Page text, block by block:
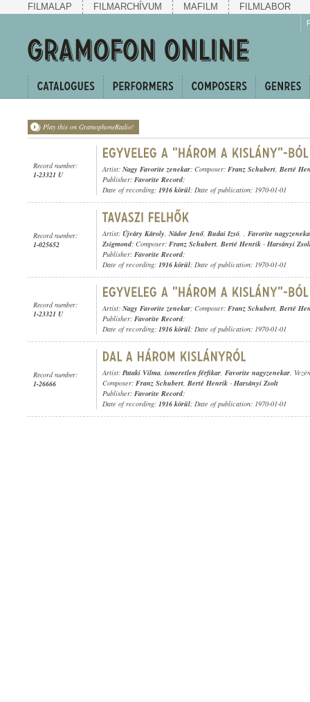
FILMALAP FILMARCHÍVUM MAFILM FILMLABOR
Play this on GramophoneRadio!
Record number:
1-23321 U
Artist: Nagy Favorite zenekar; Composer: Franz Schubert, Berté
Publisher: Favorite Record;
Date of recording: 1916 körül; Date of publication: 1970-01-01
Record number:
1-025652
Artist: Újváry Károly, Nádor Jenő, Budai Izsó, , Favorite
Zsigmond; Composer: Franz Schubert, Berté Henrik - Harsányi
Publisher: Favorite Record;
Date of recording: 1916 körül; Date of publication: 1970-01-01
Record number:
1-23321 U
Artist: Nagy Favorite zenekar; Composer: Franz Schubert, Berté
Publisher: Favorite Record;
Date of recording: 1916 körül; Date of publication: 1970-01-01
Record number:
1-26666
Artist: Pataki Vilma, ismeretlen férfikar, Favorite nagyzenekar,
Composer: Franz Schubert, Berté Henrik - Harsányi Zsolt
Publisher: Favorite Record;
Date of recording: 1916 körül; Date of publication: 1970-01-01